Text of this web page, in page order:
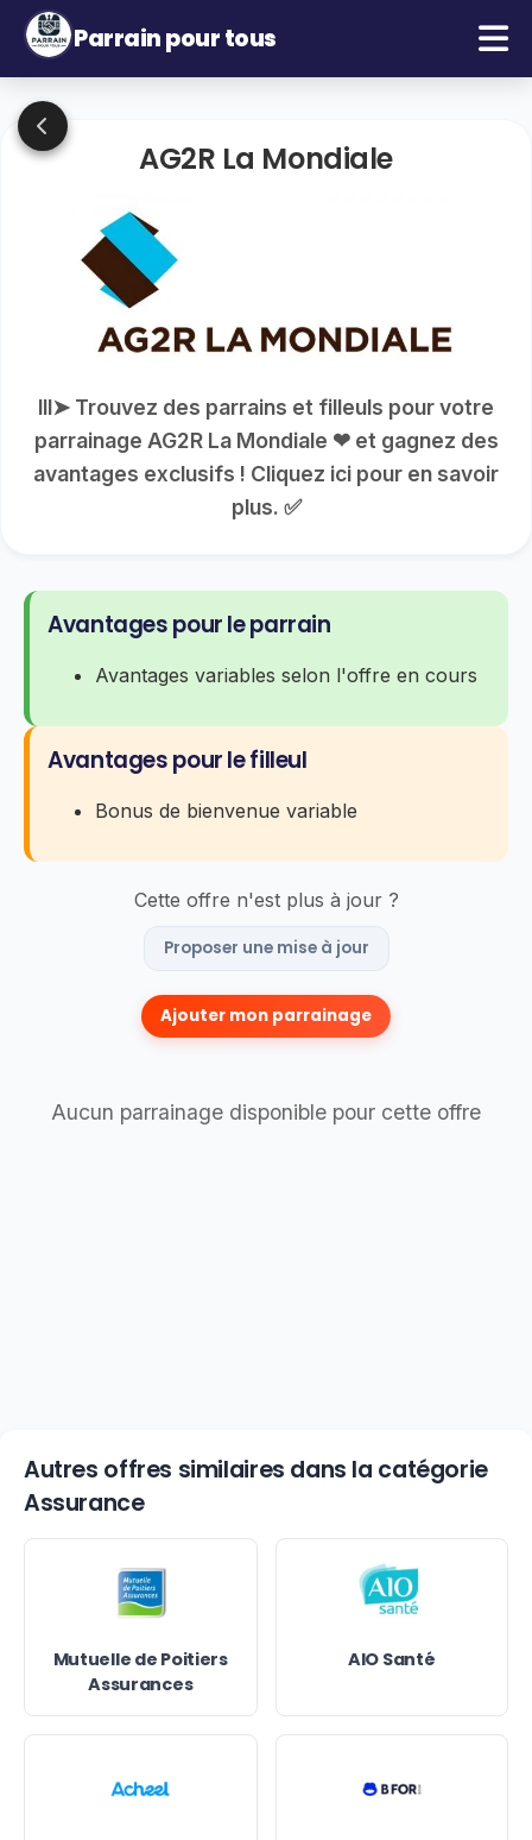
Parrain pour tous
AG2R La Mondiale
lll➤ Trouvez des parrains et filleuls pour votre
parrainage AG2R La Mondiale ❤ et gagnez des
avantages exclusifs ! Cliquez ici pour en savoir
plus. ✅
Avantages pour le parrain
Avantages variables selon l'offre en cours
Avantages pour le filleul
Bonus de bienvenue variable
Cette offre n'est plus à jour ?
Proposer une mise à jour
Ajouter mon parrainage
Aucun parrainage disponible pour cette offre
Autres offres similaires dans la catégorie
Assurance
Mutuelle de Poitiers
Assurances
AIO Santé